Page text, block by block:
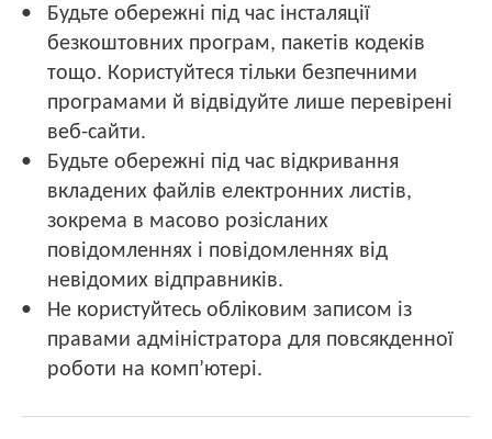
Будьте обережні під час інсталяції
безкоштовних програм, пакетів кодеків
тощо. Користуйтеся тільки безпечними
програмами й відвідуйте лише перевірені
веб-сайти.
Будьте обережні під час відкривання
вкладених файлів електронних листів,
зокрема в масово розісланих
повідомленнях і повідомленнях від
невідомих відправників.
Не користуйтесь обліковим записом із
правами адміністратора для повсякденної
роботи на комп’ютері.